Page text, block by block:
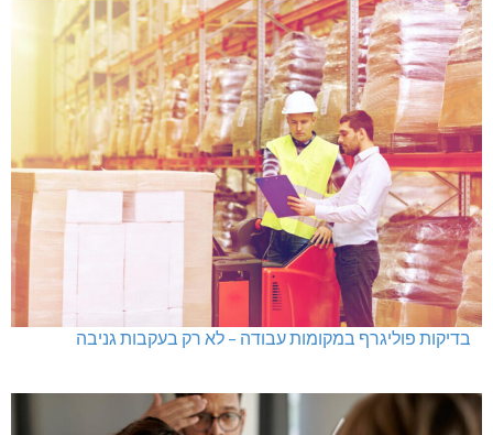
בדיקות פוליגרף במקומות עבודה – לא רק בעקבות גניבה